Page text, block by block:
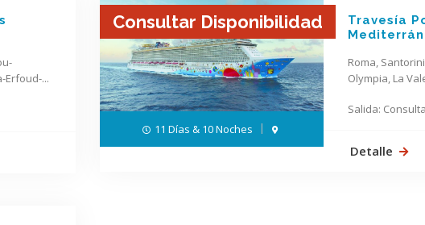
Erfoud-...
Consultar Disponibilidad
11 Días & 10 Noches
Travesía
Roma,
Olympia, La
Salida:
Detalle